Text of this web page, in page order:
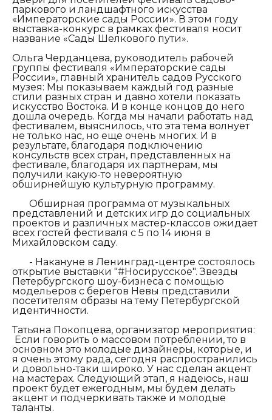
паркового и ландшафтного искусства
«Императорские сады России». В этом году
выставка-конкурс в рамках фестиваля носит
название «Сады Шелкового пути».
Ольга Черданцева, руководитель рабочей
группы фестиваля «Императорские сады
России», главный хранитель садов Русского
музея: Мы показываем каждый год разные
стили разных стран и давно хотели показать
искусство Востока. И в конце концов до него
дошла очередь. Когда мы начали работать над
фестивалем, выяснилось, что эта тема волнует
не только нас, но еще очень многих. И в
результате, благодаря подключению
консульств всех стран, представленных на
фестивале, благодаря их партнерам, мы
получили какую-то невероятную
обширнейшую культурную программу.
Обширная программа от музыкальных
представлений и детских игр до социальных
проектов и различных мастер-классов ожидает
всех гостей фестиваля с 5 по 14 июня в
Михайловском саду.
- Накануне в Ленинград-центре состоялось
открытие выставки "#Носирусское". Звезды
Петербургского шоу-бизнеса с помощью
модельеров с берегов Невы представили
посетителям образы на тему Петербургской
идентичности.
Татьяна Покопцева, организатор мероприятия:
Если говорить о массовом потреблении, то в
основном это молодые дизайнеры, которые, и
я очень этому рада, сегодня распространились
и довольно-таки широко. У нас сделан акцент
на мастерах. Следующий этап, я надеюсь, наш
проект будет ежегодным, мы будем делать
акцент и подчеркивать также и молодые
таланты.